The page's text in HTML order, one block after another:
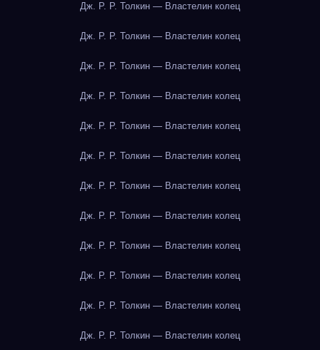
Дж. Р. Р. Толкин — Властелин колец
Дж. Р. Р. Толкин — Властелин колец
Дж. Р. Р. Толкин — Властелин колец
Дж. Р. Р. Толкин — Властелин колец
Дж. Р. Р. Толкин — Властелин колец
Дж. Р. Р. Толкин — Властелин колец
Дж. Р. Р. Толкин — Властелин колец
Дж. Р. Р. Толкин — Властелин колец
Дж. Р. Р. Толкин — Властелин колец
Дж. Р. Р. Толкин — Властелин колец
Дж. Р. Р. Толкин — Властелин колец
Дж. Р. Р. Толкин — Властелин колец